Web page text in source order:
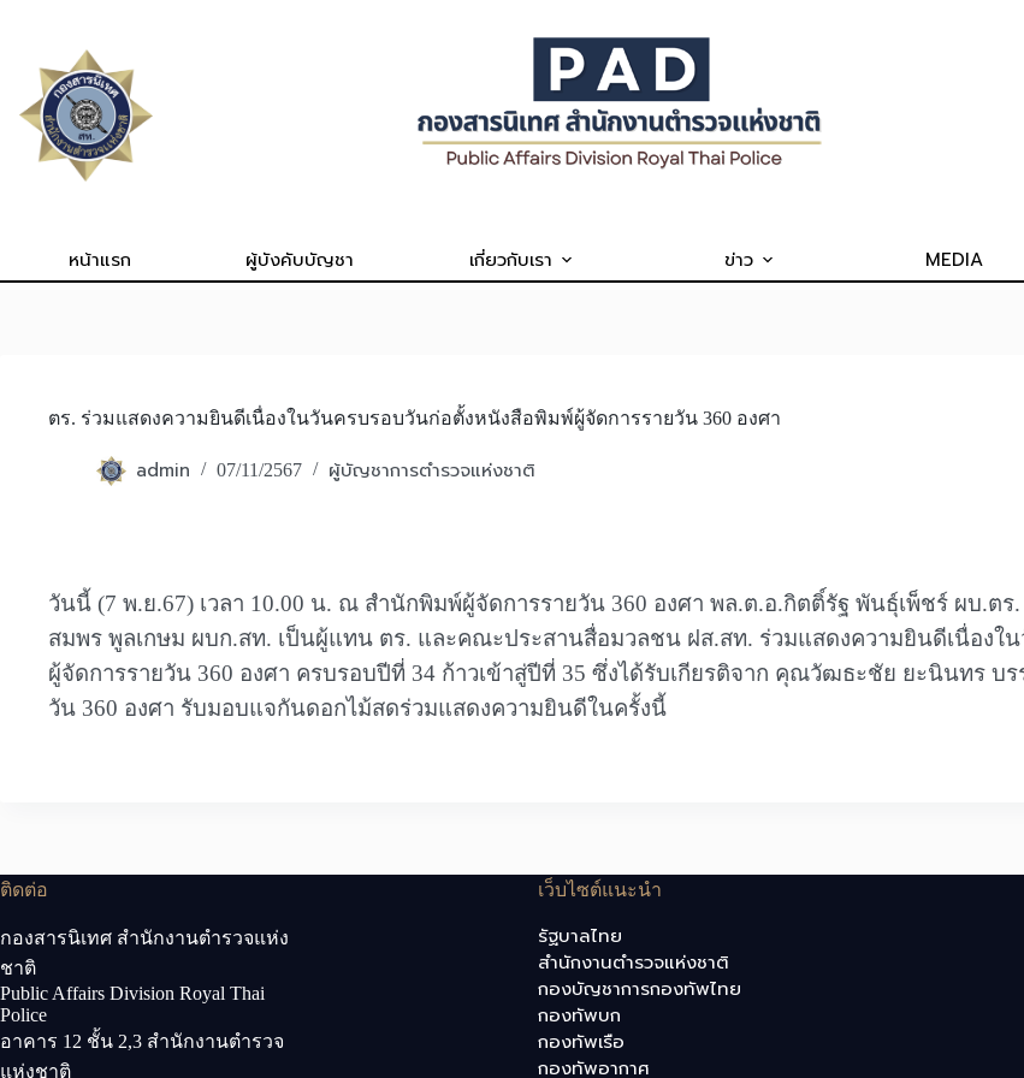
content
หน้าแรก ผู้บังคับบัญชา เกี่ยวกับเรา ข่าว MEDIA
ตร. ร่วมแสดงความยินดีเนื่องในวันครบรอบวันก่อตั้งหนังสือพิมพ์ผู้จัดการรายวัน 360 องศา
admin 07/11/2567 ผู้บัญชาการตำรวจแห่งชาติ
วันนี้ (7 พ.ย.67) เวลา 10.00 น. ณ สำนักพิมพ์ผู้จัดการรายวัน 360 องศา พล.ต.อ.กิตติ์รัฐ พันธุ์เพ็ชร์ ผบ.ต
สมพร พูลเกษม ผบก.สท. เป็นผู้แทน ตร. และคณะประสานสื่อมวลชน ฝส.สท. ร่วมแสดงความยินดีเนื่องใ
ผู้จัดการรายวัน 360 องศา ครบรอบปีที่ 34 ก้าวเข้าสู่ปีที่ 35 ซึ่งได้รับเกียรติจาก คุณวัฒธะชัย ยะนินทร บ
วัน 360 องศา รับมอบแจกันดอกไม้สดร่วมแสดงความยินดีในครั้งนี้
ติดต่อ
กองสารนิเทศ สำนักงานตำรวจแห่ง
ชาติ
Public Affairs Division Royal Thai
Police
อาคาร 12 ชั้น 2,3 สำนักงานตำรวจ
แห่งชาติ
เว็บไซต์แนะนำ
รัฐบาลไทย
สำนักงานตำรวจแห่งชาติ
กองบัญชาการกองทัพไทย
กองทัพบก
กองทัพเรือ
กองทัพอากาศ